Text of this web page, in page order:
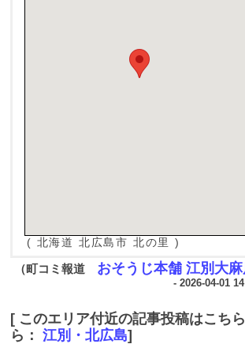
( 北海道 北広島市 北の里 )
（町コミ報道 おそうじ本舗 江別大
- 2026-04-01
[ このエリア付近の記事投稿はこち
ら： 江別・北広島]